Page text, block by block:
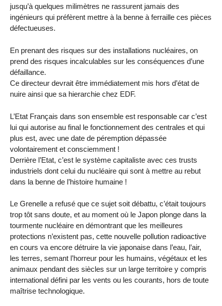
jusqu’à quelques milimètres ne rassurent jamais des
ingénieurs qui préfèrent mettre à la benne à ferraille ces pièces
défectueuses.
En prenant des risques sur des installations nucléaires, on
prend des risques incalculables sur les conséquences d’une
défaillance.
Ce directeur devrait être immédiatement mis hors d’état de
nuire ainsi que sa hierarchie chez EDF.
L’Etat Français dans son ensemble est responsable car c’est
lui qui autorise au final le fonctionnement des centrales et qui
plus est, avec une date de péremption dépassée
volontairement et consciemment !
Derrière l’Etat, c’est le système capitaliste avec ces trusts
industriels dont celui du nucléaire qui sont à mettre au rebut
dans la benne de l’histoire humaine !
Le Grenelle a refusé que ce sujet soit débattu, c’était toujours
trop tôt sans doute, et au moment où le Japon plonge dans la
tourmente nucléaire en démontrant que les meilleures
protections n’existent pas, cette nouvelle pollution radioactive
en cours va encore détruire la vie japonaise dans l’eau, l’air,
les terres, semant l’horreur pour les humains, végétaux et les
animaux pendant des siècles sur un large territoire y compris
international défini par les vents ou les courants, hors de toute
maîtrise technologique.